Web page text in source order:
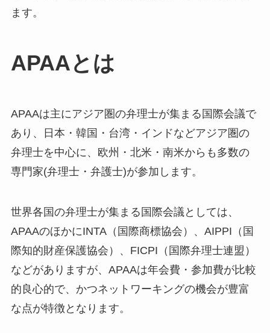
ます。
APAAとは
APAAは主にアジア圏の弁理士が集まる国際会議で
あり、日本・韓国・台湾・インドなどアジア圏の
弁理士を中心に、欧州・北米・南米からも多数の
専門家(弁理士・弁護士)が参加します。
世界各国の弁理士が集まる国際会議としては、
APAAのほかにINTA（国際商標協会）、AIPPI（国
際知的財産保護協会）、FICPI（国際弁理士連盟）
などがありますが、APAAは年会費・参加費が比較
的良心的で、かつネットワーキングの機会が豊富
な点が特徴となります。